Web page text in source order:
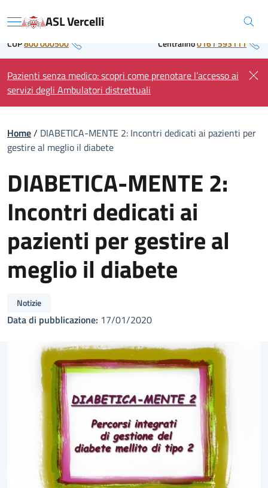
to Regione Piemonte
Menu ASL Vercelli
CUP800 000500 Centralino0161 593111
Pazienti senza medico: scopri come prenotare l’accesso ai
servizi degli Ambulatori distrettuali
Home/ DIABETICA-MENTE 2: Incontri dedicati ai pazienti per
gestire al meglio il diabete
DIABETICA-MENTE 2:
Incontri dedicati ai
pazienti per gestire al
meglio il diabete
Notizie
Data di pubblicazione: 17/01/2020